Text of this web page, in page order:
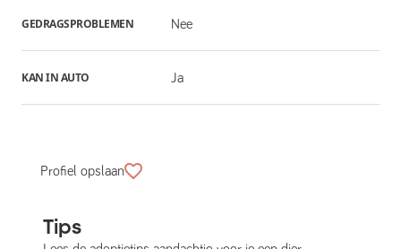
GEDRAGSPROBLEMEN Nee
KAN IN AUTO Ja
Profiel opslaan
Tips